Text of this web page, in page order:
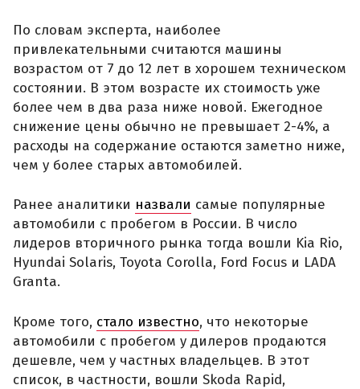
По словам эксперта, наиболее
привлекательными считаются машины
возрастом от 7 до 12 лет в хорошем техническом
состоянии. В этом возрасте их стоимость уже
более чем в два раза ниже новой. Ежегодное
снижение цены обычно не превышает 2-4%, а
расходы на содержание остаются заметно ниже,
чем у более старых автомобилей.
Ранее аналитики назвали самые популярные
автомобили с пробегом в России. В число
лидеров вторичного рынка тогда вошли Kia Rio,
Hyundai Solaris, Toyota Corolla, Ford Focus и LADA
Granta.
Кроме того, стало известно, что некоторые
автомобили с пробегом у дилеров продаются
дешевле, чем у частных владельцев. В этот
список, в частности, вошли Skoda Rapid,